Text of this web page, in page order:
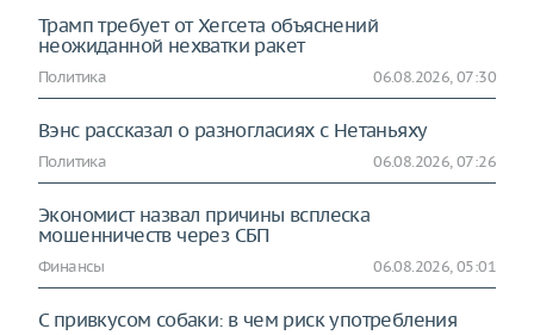
Трамп требует от Хегсета объяснений
неожиданной нехватки ракет
Политика 06.08.2026, 07:30
Вэнс рассказал о разногласиях с Нетаньяху
Политика 06.08.2026, 07:26
Экономист назвал причины всплеска
мошенничеств через СБП
Финансы 06.08.2026, 05:01
С привкусом собаки: в чем риск употребления